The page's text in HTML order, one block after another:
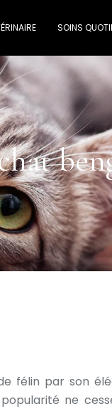
SOINS
félin par son
ne